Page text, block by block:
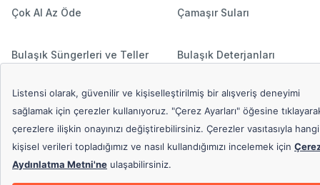
Çok Al Az Öde Çamaşır Suları
Bulaşık Süngerleri ve Teller Bulaşık Deterjanları
Hediyeli Ürünler Çamaşır Deterjanları
Popüler Aramalar